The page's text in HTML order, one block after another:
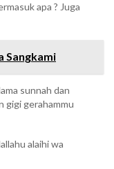
apa ? Juga
Sangkami
sunnah dan
gigi gerahammu
alaihi wa